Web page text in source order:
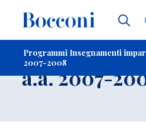
Programmi Insegnamenti
2007-2008
-
a.a. 2007-